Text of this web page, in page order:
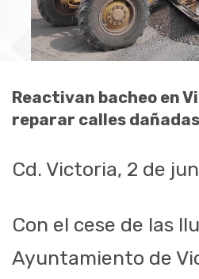
Reactivan bacheo en
reparar calles
Cd. Victoria, 2 de
Con el cese de las
Ayuntamiento de